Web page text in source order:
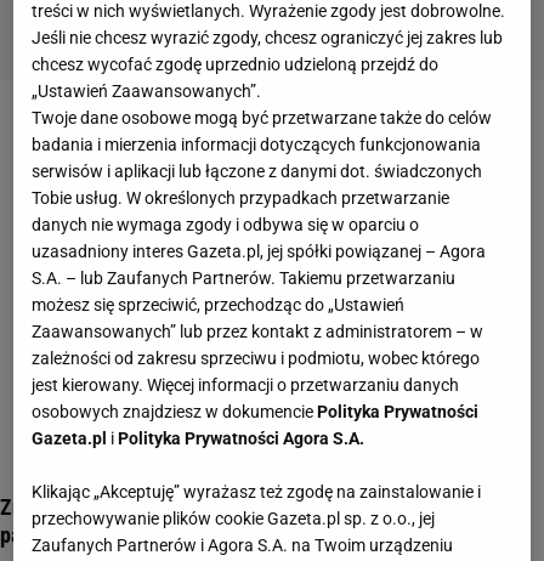
gry znajdź różnice
Znajdź różnice! Ten quiz oceni Twoją spostrzegawczość i
pamięć
treści w nich wyświetlanych. Wyrażenie zgody jest dobrowolne.
Jeśli nie chcesz wyrazić zgody, chcesz ograniczyć jej zakres lub
chcesz wycofać zgodę uprzednio udzieloną przejdź do
„Ustawień Zaawansowanych”.
Twoje dane osobowe mogą być przetwarzane także do celów
badania i mierzenia informacji dotyczących funkcjonowania
serwisów i aplikacji lub łączone z danymi dot. świadczonych
Tobie usług. W określonych przypadkach przetwarzanie
danych nie wymaga zgody i odbywa się w oparciu o
uzasadniony interes Gazeta.pl, jej spółki powiązanej – Agora
S.A. – lub Zaufanych Partnerów. Takiemu przetwarzaniu
możesz się sprzeciwić, przechodząc do „Ustawień
Zaawansowanych” lub przez kontakt z administratorem – w
zależności od zakresu sprzeciwu i podmiotu, wobec którego
jest kierowany. Więcej informacji o przetwarzaniu danych
osobowych znajdziesz w dokumenciePolityka Prywatności
Gazeta.pl iPolityka Prywatności Agora S.A.
Klikając „Akceptuję” wyrażasz też zgodę na zainstalowanie i
przechowywanie plików cookie Gazeta.pl sp. z o.o., jej
Zaufanych Partnerów i Agora S.A. na Twoim urządzeniu